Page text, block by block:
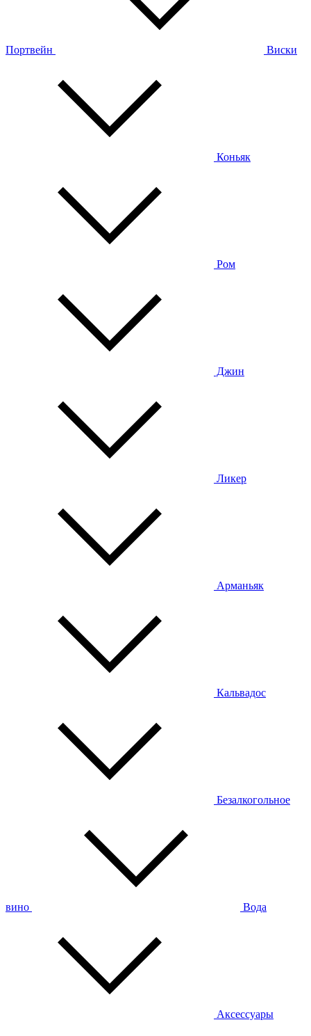
Портвейн Виски
Коньяк
Ром
Джин
Ликер
Арманьяк
Кальвадос
Безалкогольное
вино Вода
Аксессуары